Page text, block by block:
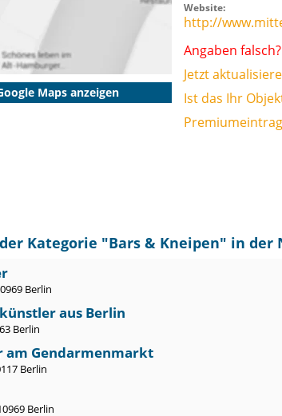
Maps anzeigen
Website:
http://
Angaben falsch?
Jetzt
Ist das Ihr
Kategorie "Bars & Kneipen" in der
Berlin
aus Berlin
Berlin
am Gendarmenmarkt
Berlin
Berlin